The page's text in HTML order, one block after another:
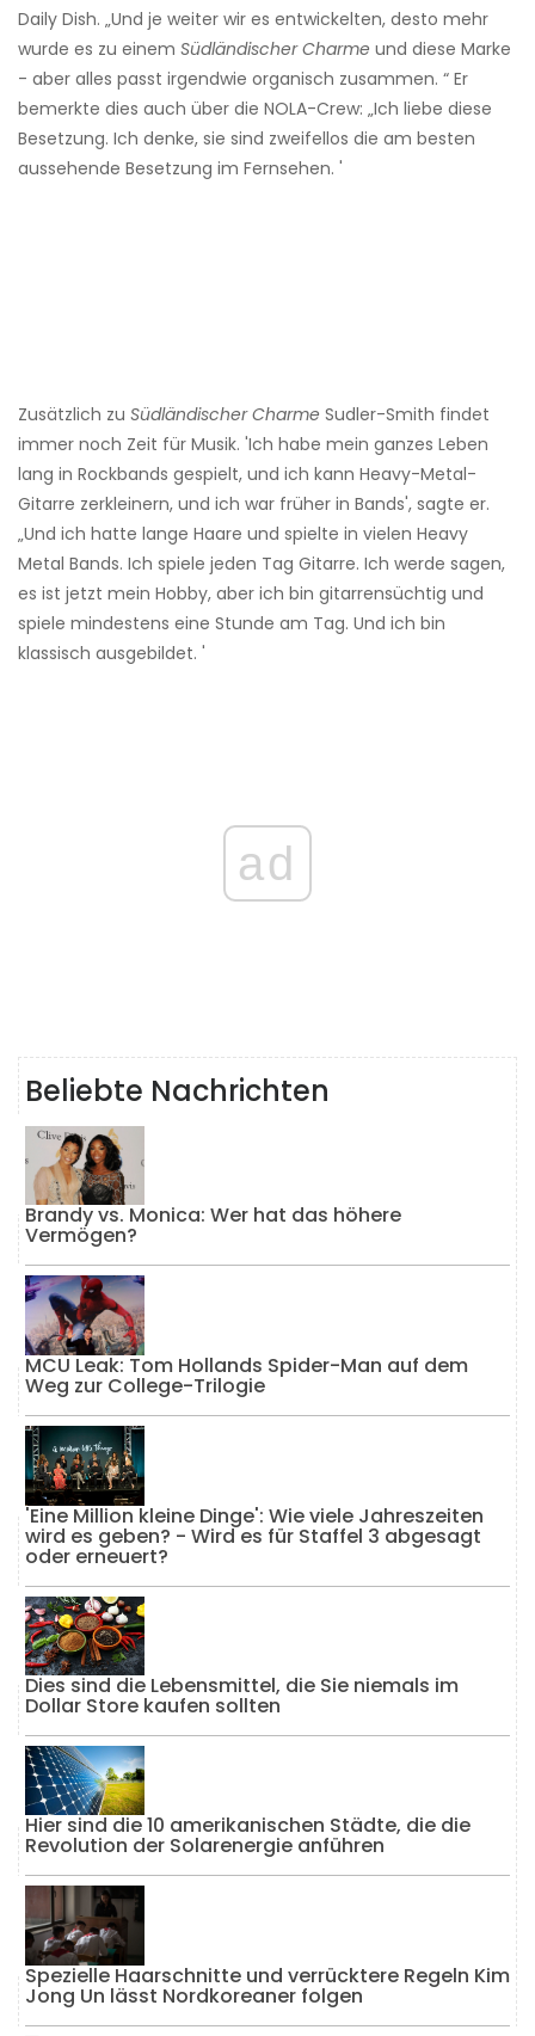
Daily Dish. „Und je weiter wir es entwickelten, desto mehr
wurde es zu einem Südländischer Charme und diese Marke
- aber alles passt irgendwie organisch zusammen. “ Er
bemerkte dies auch über die NOLA-Crew: „Ich liebe diese
Besetzung. Ich denke, sie sind zweifellos die am besten
aussehende Besetzung im Fernsehen. '
Zusätzlich zu Südländischer Charme Sudler-Smith findet
immer noch Zeit für Musik. 'Ich habe mein ganzes Leben
lang in Rockbands gespielt, und ich kann Heavy-Metal-
Gitarre zerkleinern, und ich war früher in Bands', sagte er.
„Und ich hatte lange Haare und spielte in vielen Heavy
Metal Bands. Ich spiele jeden Tag Gitarre. Ich werde sagen,
es ist jetzt mein Hobby, aber ich bin gitarrensüchtig und
spiele mindestens eine Stunde am Tag. Und ich bin
klassisch ausgebildet. '
ad
Beliebte Nachrichten
Brandy vs. Monica: Wer hat das höhere
Vermögen?
MCU Leak: Tom Hollands Spider-Man auf dem
Weg zur College-Trilogie
'Eine Million kleine Dinge': Wie viele Jahreszeiten
wird es geben? - Wird es für Staffel 3 abgesagt
oder erneuert?
Dies sind die Lebensmittel, die Sie niemals im
Dollar Store kaufen sollten
Hier sind die 10 amerikanischen Städte, die die
Revolution der Solarenergie anführen
Spezielle Haarschnitte und verrücktere Regeln Kim
Jong Un lässt Nordkoreaner folgen